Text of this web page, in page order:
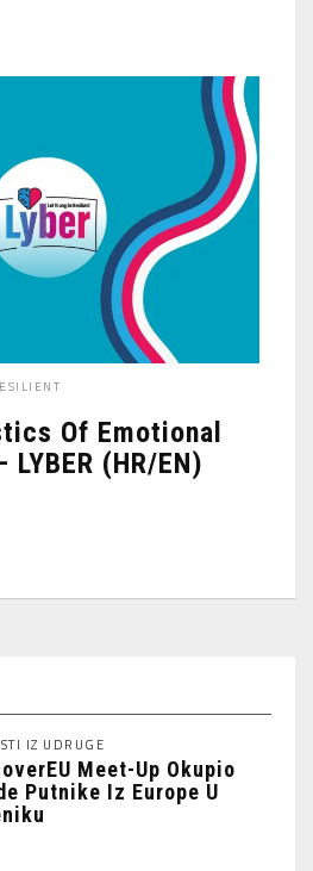
Of Emotional
(HR/EN)
IZ UDRUGE
Meet-Up Okupio
Putnike Iz Europe U